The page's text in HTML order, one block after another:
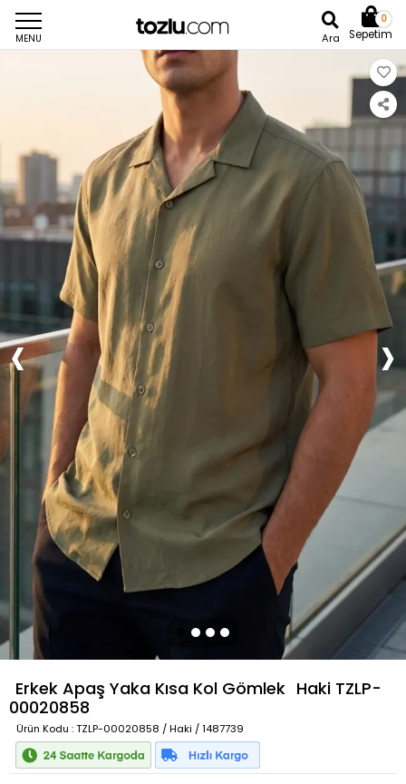
MENU Ara
0
Sepetim
Erkek Apaş Yaka Kısa Kol Gömlek Haki TZLP-
00020858
Ürün Kodu : TZLP-00020858 / Haki / 1487739